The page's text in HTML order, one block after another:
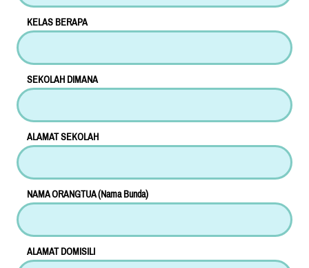
KELAS BERAPA
SEKOLAH DIMANA
ALAMAT SEKOLAH
NAMA ORANGTUA (Nama Bunda)
ALAMAT DOMISILI